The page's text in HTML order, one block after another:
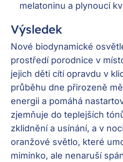
melatoninu a plynoucí
Výsledek
Nové biodynamické
prostředí porodnice v
jejich děti cítí opravdu v
průběhu dne přirozeně
energii a pomáhá
zjemňuje do teplejších
zklidnění a usínání, a v
oranžové světlo, které
miminko, ale nenaruší